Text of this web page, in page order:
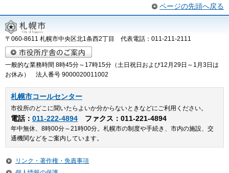
ページの先頭へ戻る
〒060-8611 札幌市中央区北1条西2丁目 代表電話：011-211-2111
一般的な業務時間 8時45分～17時15分（土日祝日および12月29日～1月3日は
お休み） 法人番号 9000020011002
札幌市コールセンター
市役所のどこに聞いたらよいか分からないときなどにご利用ください。
電話： 011-222-4894 ファクス：011-221-4894
年中無休、8時00分～21時00分。札幌市の制度や手続き、市内の施設、交
通機関などをご案内しています。
リンク・著作権・免責事項